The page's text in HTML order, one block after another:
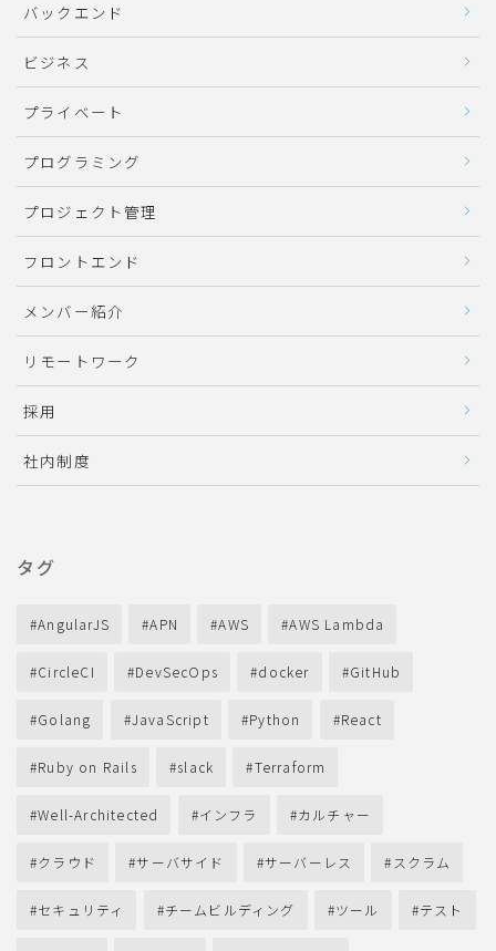
バックエンド
ビジネス
プライベート
プログラミング
プロジェクト管理
フロントエンド
メンバー紹介
リモートワーク
採用
社内制度
タグ
AngularJS APN AWS AWS Lambda
CircleCI DevSecOps docker GitHub
Golang JavaScript Python React
Ruby on Rails slack Terraform
Well-Architected インフラ カルチャー
クラウド サーバサイド サーバーレス スクラム
セキュリティ チームビルディング ツール テスト